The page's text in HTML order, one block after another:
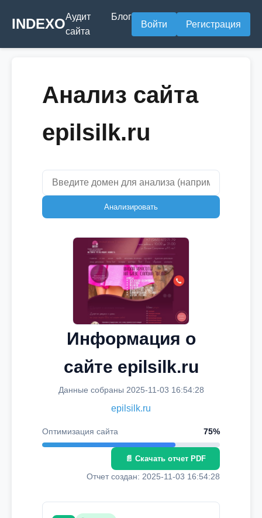
INDEXOАудит
сайта
Блог
Войти Регистрация
Анализ сайта
epilsilk.ru
Анализировать
Информация о
сайте epilsilk.ru
Данные собраны 2025-11-03 16:54:28
epilsilk.ru
Оптимизация сайта 75%
📄 Скачать отчет PDF
Отчет создан: 2025-11-03 16:54:28